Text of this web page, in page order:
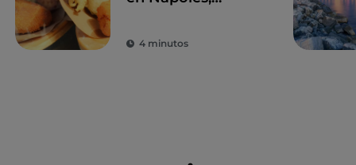
las maravillas del
4 minutos